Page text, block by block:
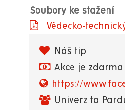
Soubory ke stažení
Vědecko-
Náš tip
Akce je zdarma
https://
Univerzita